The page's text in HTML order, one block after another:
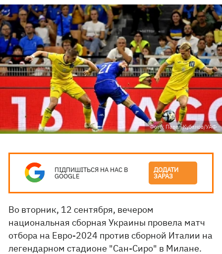
Фото: Павел Кубанов/УАФ
ПІДПИШІТЬСЯ НА НАС В
GOOGLE
ДОДАТИ
ЗАРАЗ
Во вторник, 12 сентября, вечером
национальная сборная Украины провела матч
отбора на Евро-2024 против сборной Италии на
легендарном стадионе "Сан-Сиро" в Милане.